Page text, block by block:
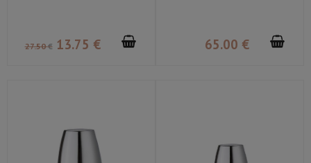
27.50 € 13.75 € 65.00 €